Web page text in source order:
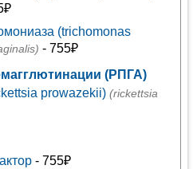
(trichomonas
- 755₽
(РПГА)
prowazekii) (rickettsia
- 755₽